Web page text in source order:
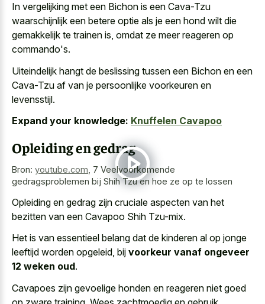
In vergelijking met een Bichon is een Cava-Tzu
waarschijnlijk een betere optie als je een hond wilt die
gemakkelijk te trainen is, omdat ze meer reageren op
commando's.
Uiteindelijk hangt de beslissing tussen een Bichon en een
Cava-Tzu af van je persoonlijke voorkeuren en
levensstijl.
Expand your knowledge: Knuffelen Cavapoo
Opleiding en gedrag
Bron: youtube.com, 7 Veelvoorkomende
gedragsproblemen bij Shih Tzu en hoe ze op te lossen
Opleiding en gedrag zijn cruciale aspecten van het
bezitten van een Cavapoo Shih Tzu-mix.
Het is van essentieel belang dat de kinderen al op jonge
leeftijd worden opgeleid, bij voorkeur vanaf ongeveer
12 weken oud.
Cavapoes zijn gevoelige honden en reageren niet goed